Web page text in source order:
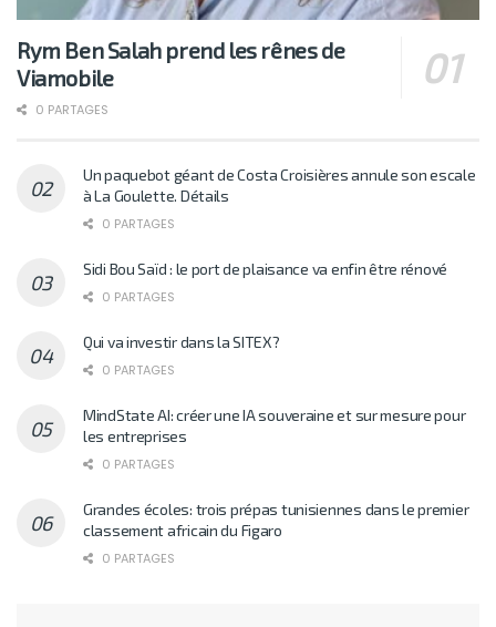
Rym Ben Salah prend les rênes de
Viamobile
0 PARTAGES
Un paquebot géant de Costa Croisières annule son escale
à La Goulette. Détails
0 PARTAGES
Sidi Bou Saïd : le port de plaisance va enfin être rénové
0 PARTAGES
Qui va investir dans la SITEX?
0 PARTAGES
MindState AI: créer une IA souveraine et sur mesure pour
les entreprises
0 PARTAGES
Grandes écoles: trois prépas tunisiennes dans le premier
classement africain du Figaro
0 PARTAGES